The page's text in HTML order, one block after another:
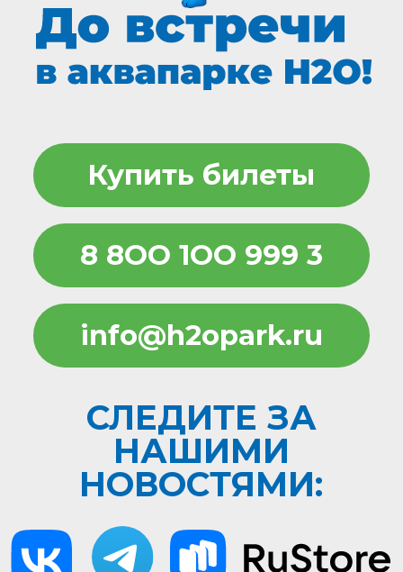
г. Ростов-на-Дону, пр-т М. Нагибина, 34
© 2013 H2O Парк. Все права защищены.
Политика ООО ВОК Горизонт в отношении
обработки персональных данных
данных